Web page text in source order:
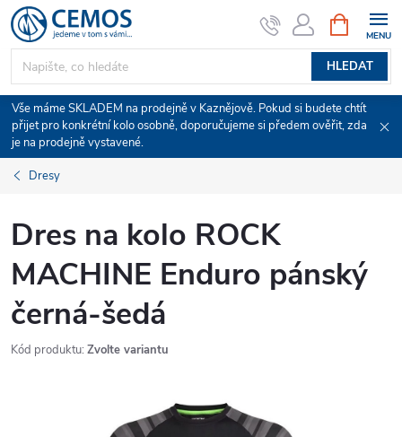
Přejít
na
obsah
HLEDAT
NÁKUPNÍ
KOŠÍK
Vše máme SKLADEM na prodejně v Kaznějově. Pokud si budete chtít
přijet pro konkrétní kolo osobně, doporučujeme si předem ověřit, zda
je na prodejně vystavené.
Dresy
Dres na kolo ROCK
MACHINE Enduro pánský
černá-šedá
Kód produktu: Zvolte variantu